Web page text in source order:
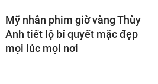
Mỹ nhân phim giờ vàng Thùy
Anh tiết lộ bí quyết mặc đẹp
mọi lúc mọi nơi